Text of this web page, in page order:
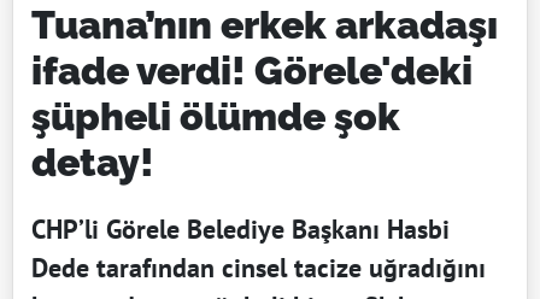
Tuana’nın erkek arkadaşı
ifade verdi! Görele'deki
şüpheli ölümde şok
detay!
CHP’li Görele Belediye Başkanı Hasbi
Dede tarafından cinsel tacize uğradığını